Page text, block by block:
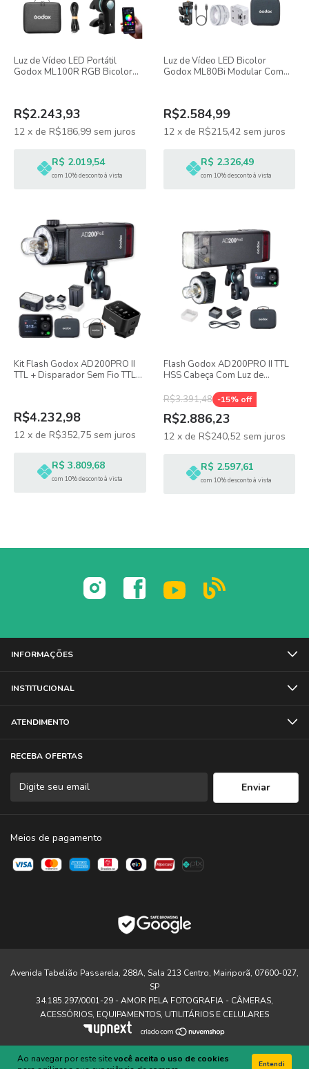
Ao navegar por este sitevocê aceita o uso de cookies
Entendi
Luz de Vídeo LED Portátil
Godox ML100R RGB Bicolor
R$2.243,93
12 x de R$186,99 sem juros
R$ 2.019,54
com 10% desconto à vista
Luz de Vídeo LED Bicolor
Godox ML80Bi Modular Com
R$2.584,99
12 x de R$215,42 sem juros
R$ 2.326,49
com 10% desconto à vista
Kit Flash Godox AD200PRO II
TTL + Disparador Sem Fio TTL
R$4.232,98
12 x de R$352,75 sem juros
R$ 3.809,68
com 10% desconto à vista
Flash Godox AD200PRO II TTL
HSS Cabeça Com Luz de
R$3.391,48 -15% off
R$2.886,23
12 x de R$240,52 sem juros
R$ 2.597,61
com 10% desconto à vista
INFORMAÇÕES
INSTITUCIONAL
ATENDIMENTO
RECEBA OFERTAS
Meios de pagamento
Avenida Tabelião Passarela, 288A, Sala 213 Centro, Mairiporã, 07600-027,
SP
34.185.297/0001-29 - AMOR PELA FOTOGRAFIA - CÂMERAS,
ACESSÓRIOS, EQUIPAMENTOS, UTILITÁRIOS E CELULARES